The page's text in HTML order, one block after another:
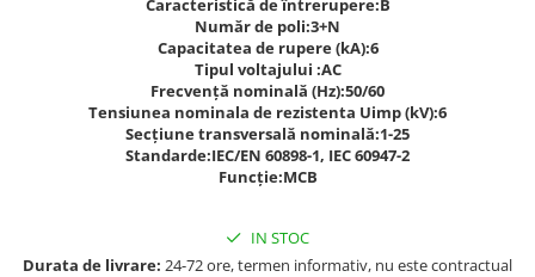
Număr de poli:3+N
Capacitatea de rupere (kA):6
Tipul voltajului :AC
Frecvență nominală (Hz):50/60
Tensiunea nominala de rezistenta Uimp (kV):6
Secțiune transversală nominală:1-25
Standarde:IEC/EN 60898-1, IEC 60947-2
Funcție:MCB
IN STOC
Durata de livrare: 24-72 ore, termen informativ, nu este contractual